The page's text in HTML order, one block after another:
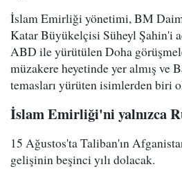
İslam Emirliği yönetimi, BM
Katar Büyükelçisi Süheyl Şahin'i
ABD ile yürütülen Doha
müzakere heyetinde yer almış ve
temasları yürüten isimlerden biri
İslam Emirliği'ni yalnızca
15 Ağustos'ta Taliban'ın
gelişinin beşinci yılı dolacak.